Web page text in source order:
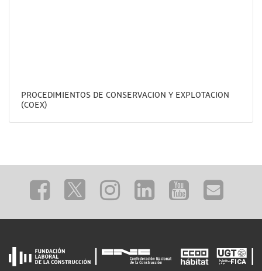
PROCEDIMIENTOS DE CONSERVACION Y EXPLOTACION
(COEX)